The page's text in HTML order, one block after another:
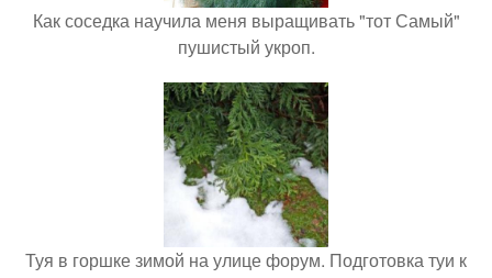
Как соседка научила меня выращивать "тот Самый"
пушистый укроп.
Туя в горшке зимой на улице форум. Подготовка туи к